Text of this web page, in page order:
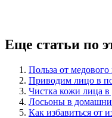
Еще статьи по
Польза от
Приводим лицо в
Чистка кожи лица
Лосьоны в
Как избавиться от